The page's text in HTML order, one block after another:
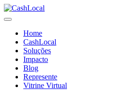
Home
CashLocal
Soluções
Impacto
Blog
Represente
Vitrine Virtual